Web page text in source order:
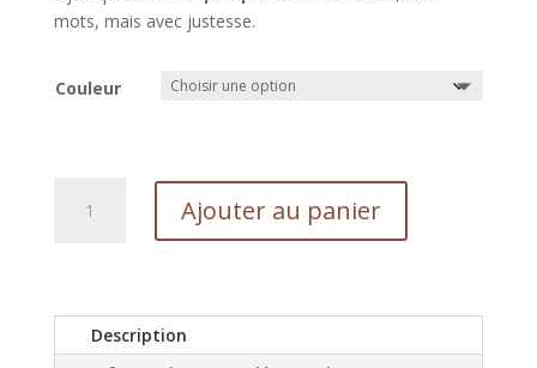
mots, mais avec justesse.
Couleur
|
Ajouter au panier
Description